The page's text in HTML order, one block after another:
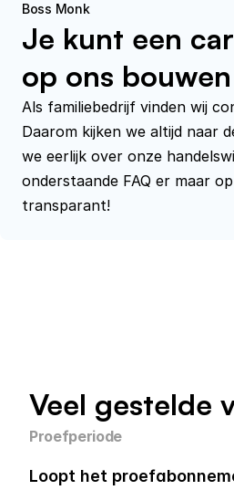
Boss Monk
Je kunt een
op ons bouwen
Als familiebedrijf vinden wij
Daarom kijken we altijd naar
we eerlijk over onze
onderstaande FAQ er maar
transparant!
Veel gestelde
Proefperiode
Loopt het